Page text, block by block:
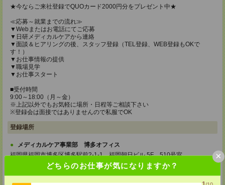
どちらのお仕事が気になりますか？
×
★今ならご来社登録でQUOカード2000円分をプレゼント中★
≪応募～就業までの流れ≫
▼Webまたはお電話にてご応募
▼日研メディカルケアから連絡
▼面談＆ヒアリングの後、スタッフ登録（TEL登録、WEB登録もOKで
す！）
▼お仕事情報の提供
▼職場見学
▼お仕事スタート
■受付時間
9:00～18:00（月～金）
※上記以外でもお気軽に場所・日程等ご相談下さい
※登録会は面接ではありませんので私服でOK
登録場所
メディカルケア事業部 博多オフィス
福岡県福岡市博多区博多駅前2-1-1 福岡朝日ビル 5F 510号室
TEL：0120-802-274
tenshoku@nikken-ts.jp
担当：採用担当